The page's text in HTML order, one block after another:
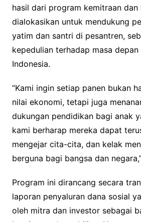
hasil dari program kemitraan dan
dialokasikan untuk mendukung
yatim dan santri di pesantren,
kepedulian terhadap masa depan
Indonesia.
“Kami ingin setiap panen bukan
nilai ekonomi, tetapi juga
dukungan pendidikan bagi anak
kami berharap mereka dapat
mengejar cita-cita, dan kelak
berguna bagi bangsa dan
Program ini dirancang secara
laporan penyaluran dana sosial
oleh mitra dan investor sebagai